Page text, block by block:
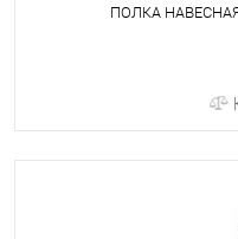
ПОЛКА НАВЕСНАЯ